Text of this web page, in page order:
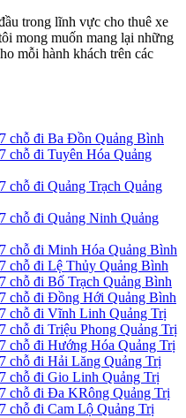
trong lĩnh vực cho thuê xe
mong muốn mang lại những
mỗi hành khách trên các
chỗ đi Ba Đồn Quảng Bình
chỗ đi Tuyên Hóa Quảng
chỗ đi Quảng Trạch Quảng
chỗ đi Quảng Ninh Quảng
chỗ đi Minh Hóa Quảng Bình
chỗ đi Lệ Thủy Quảng Bình
chỗ đi Bố Trạch Quảng Bình
chỗ đi Đồng Hới Quảng Bình
chỗ đi Vĩnh Linh Quảng Trị
chỗ đi Triệu Phong Quảng Trị
chỗ đi Hướng Hóa Quảng Trị
chỗ đi Hải Lăng Quảng Trị
chỗ đi Gio Linh Quảng Trị
chỗ đi Đa KRông Quảng Trị
chỗ đi Cam Lộ Quảng Trị